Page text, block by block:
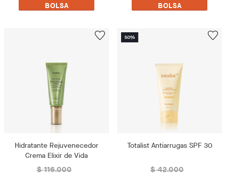
BOLSA
BOLSA
Hidratante Rejuvenecedor
Crema Elixir de Vida
$ 116.000
Totalist Antiarrugas SPF 30
$ 42.000